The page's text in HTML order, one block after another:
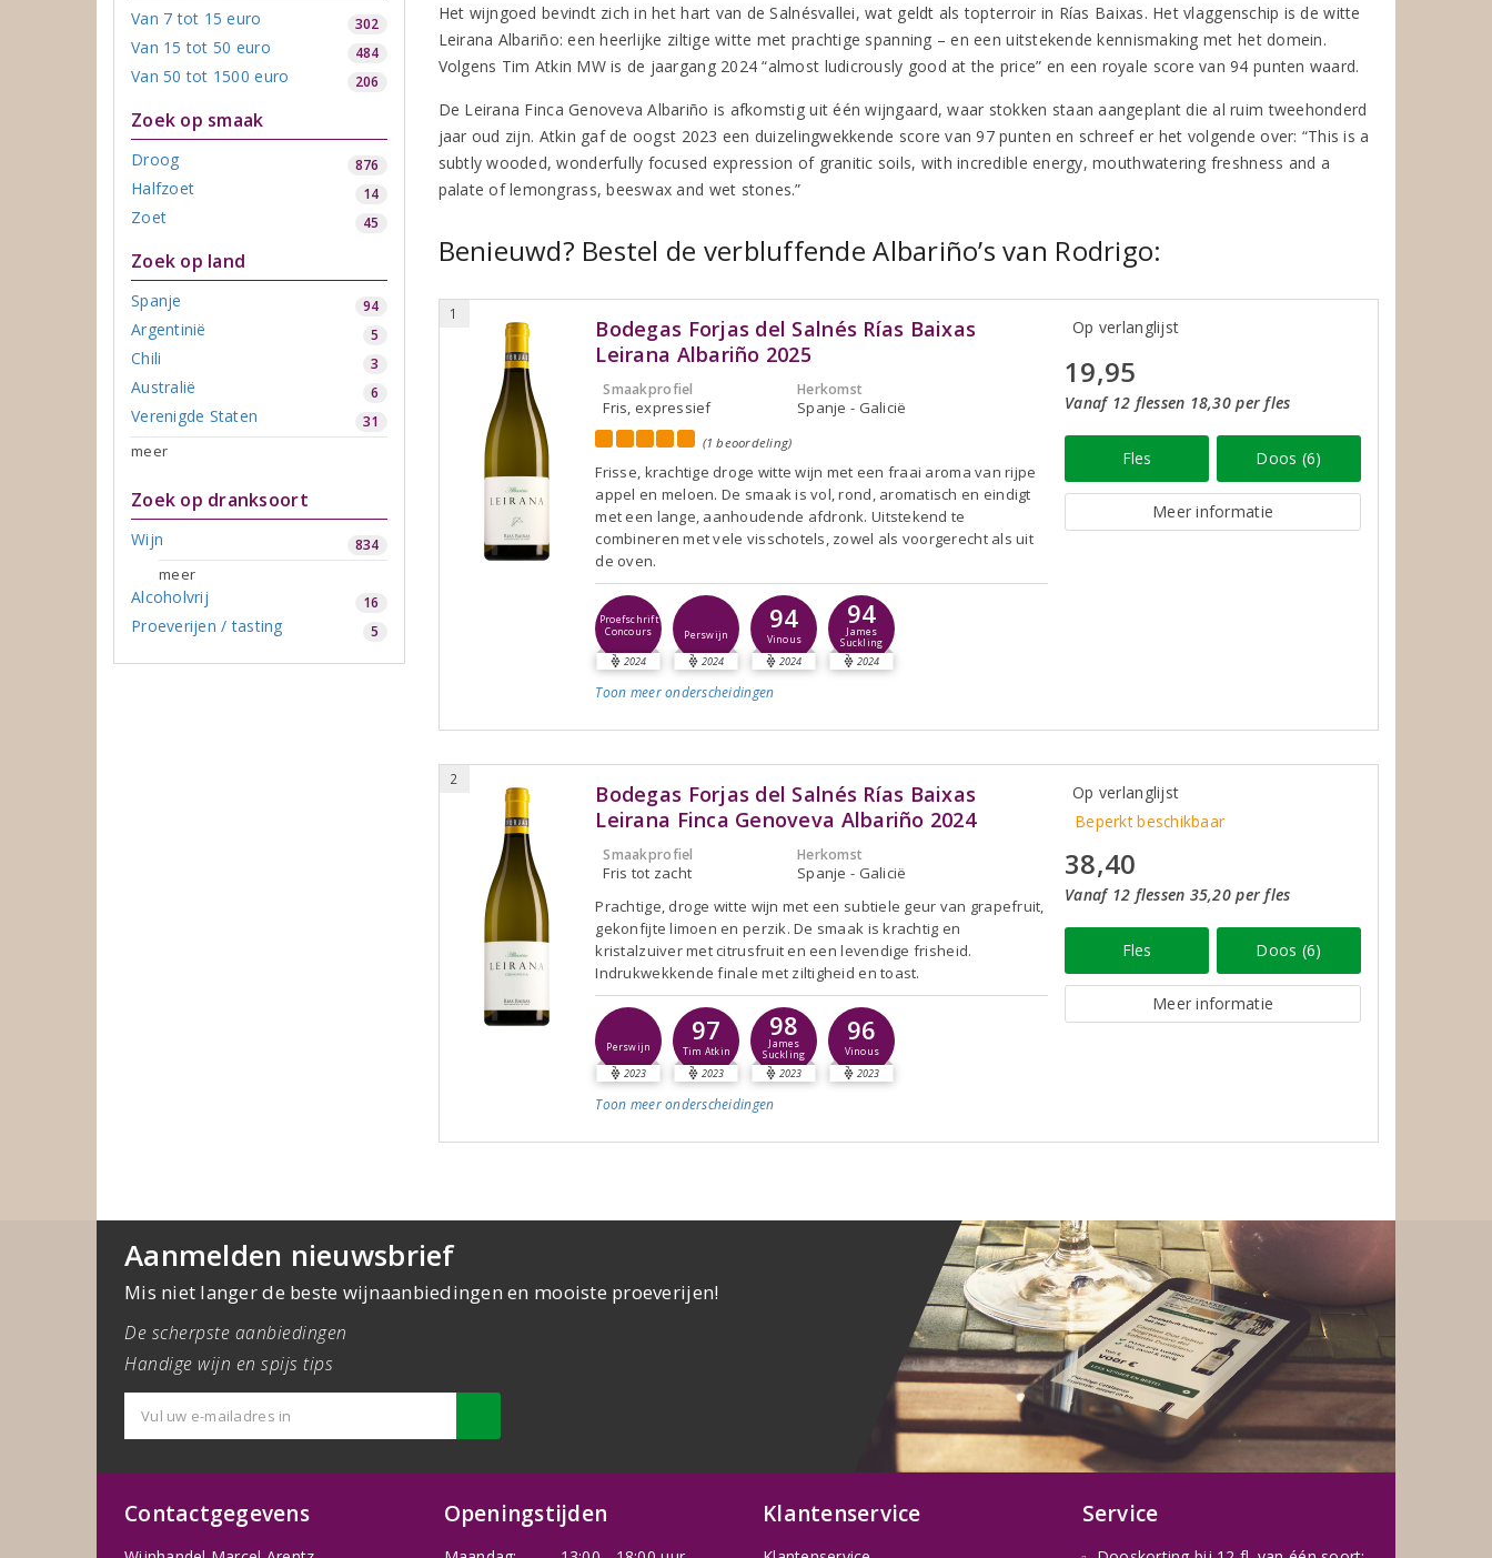
Van 7 tot 15 euro 302
Van 15 tot 50 euro 484
Van 50 tot 1500 euro 206
Zoek op smaak
Droog 876
Halfzoet 14
Zoet 45
Zoek op land
Spanje 94
Argentinië 5
Chili 3
Australië 6
Verenigde Staten 31
meer
Zoek op dranksoort
Wijn 834
meer
Alcoholvrij 16
Proeverijen / tasting 5
Het wijngoed bevindt zich in het hart van de Salnésvallei, wat geldt als topterroir in Rías Baixas. Het vlaggenschip is de witte
Leirana Albariño: een heerlijke ziltige witte met prachtige spanning – en een uitstekende kennismaking met het domein.
Volgens Tim Atkin MW is de jaargang 2024 “almost ludicrously good at the price” en een royale score van 94 punten waard.
De Leirana Finca Genoveva Albariño is afkomstig uit één wijngaard, waar stokken staan aangeplant die al ruim tweehonderd
jaar oud zijn. Atkin gaf de oogst 2023 een duizelingwekkende score van 97 punten en schreef er het volgende over: “This is a
subtly wooded, wonderfully focused expression of granitic soils, with incredible energy, mouthwatering freshness and a
palate of lemongrass, beeswax and wet stones.”
Benieuwd? Bestel de verbluffende Albariño’s van Rodrigo:
1
Bodegas Forjas del Salnés Rías Baixas
Leirana Albariño 2025
Smaakprofiel
Fris, expressief
Herkomst
Spanje - Galicië
(1 beoordeling)
Frisse, krachtige droge witte wijn met een fraai aroma van rijpe
appel en meloen. De smaak is vol, rond, aromatisch en eindigt
met een lange, aanhoudende afdronk. Uitstekend te
combineren met vele visschotels, zowel als voorgerecht als uit
de oven.
Proefschrift
Concours
2024
Perswijn
2024
94
Vinous
2024
94
James
Suckling
2024
Toon meeronderscheidingen
Op verlanglijst
19,95
Vanaf 12 flessen 18,30 per fles
Fles Doos (6)
Meer informatie
2
Bodegas Forjas del Salnés Rías Baixas
Leirana Finca Genoveva Albariño 2024
Smaakprofiel
Fris tot zacht
Herkomst
Spanje - Galicië
Prachtige, droge witte wijn met een subtiele geur van grapefruit,
gekonfijte limoen en perzik. De smaak is krachtig en
kristalzuiver met citrusfruit en een levendige frisheid.
Indrukwekkende finale met ziltigheid en toast.
Perswijn
2023
97
Tim Atkin
2023
98
James
Suckling
2023
96
Vinous
2023
Toon meeronderscheidingen
Op verlanglijst
Beperkt beschikbaar
38,40
Vanaf 12 flessen 35,20 per fles
Fles Doos (6)
Meer informatie
Aanmelden nieuwsbrief
Mis niet langer de beste wijnaanbiedingen en mooiste proeverijen!
De scherpste aanbiedingen
Handige wijn en spijs tips
Contactgegevens Openingstijden Klantenservice Service